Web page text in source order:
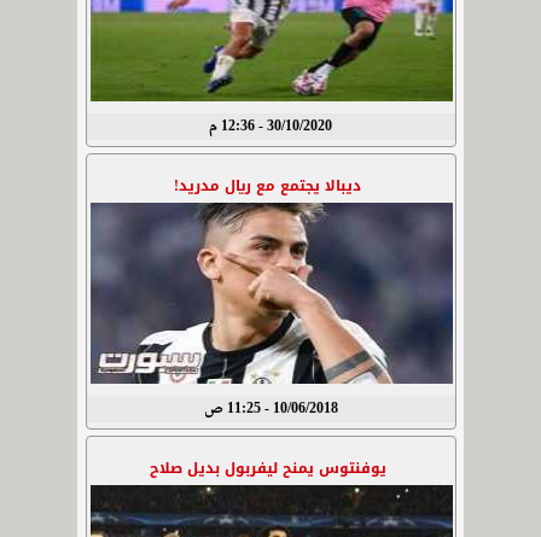
30/10/2020 - 12:36 م
ديبالا يجتمع مع ريال مدريد!
10/06/2018 - 11:25 ص
يوفنتوس يمنح ليفربول بديل صلاح